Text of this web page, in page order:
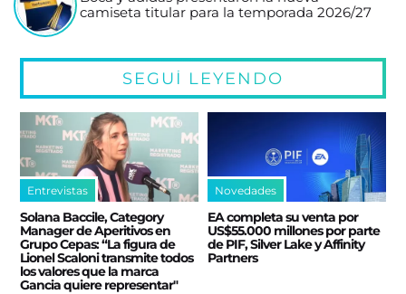
camiseta titular para la temporada 2026/27
SEGUÍ LEYENDO
Entrevistas
Solana Baccile, Category
Manager de Aperitivos en
Grupo Cepas: “La figura de
Lionel Scaloni transmite todos
los valores que la marca
Gancia quiere representar"
Novedades
EA completa su venta por
US$55.000 millones por parte
de PIF, Silver Lake y Affinity
Partners